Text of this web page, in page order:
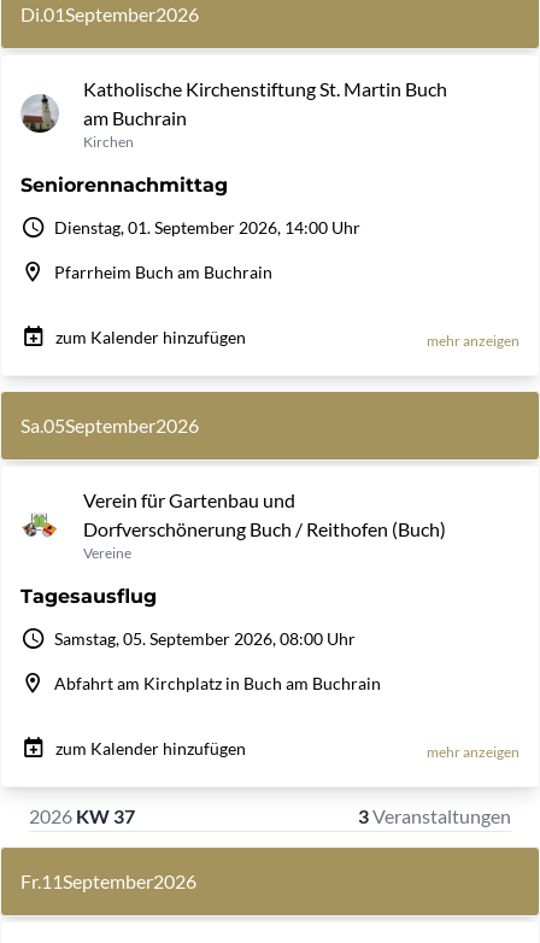
Di.01September2026
Katholische Kirchenstiftung St. Martin Buch
am Buchrain
Kirchen
Seniorennachmittag
Dienstag, 01. September 2026, 14:00 Uhr
Pfarrheim Buch am Buchrain
zum Kalender hinzufügen mehr anzeigen
Sa.05September2026
Verein für Gartenbau und
Dorfverschönerung Buch / Reithofen (Buch)
Vereine
Tagesausflug
Samstag, 05. September 2026, 08:00 Uhr
Abfahrt am Kirchplatz in Buch am Buchrain
zum Kalender hinzufügen mehr anzeigen
2026 KW 37 3Veranstaltungen
Fr.11September2026